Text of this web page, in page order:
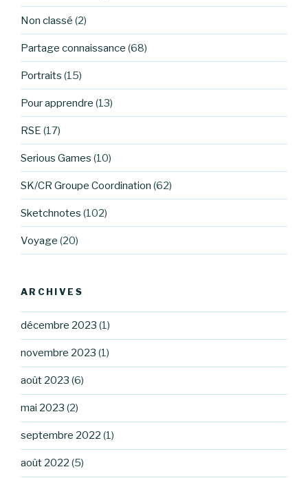
Non classé (2)
Partage connaissance (68)
Portraits (15)
Pour apprendre (13)
RSE (17)
Serious Games (10)
SK/CR Groupe Coordination (62)
Sketchnotes (102)
Voyage (20)
ARCHIVES
décembre 2023 (1)
novembre 2023 (1)
août 2023 (6)
mai 2023 (2)
septembre 2022 (1)
août 2022 (5)